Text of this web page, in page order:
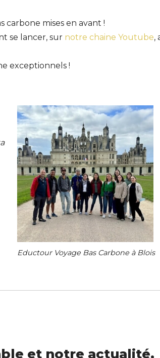
carbone mises en avant !
se lancer, sur notre chaine Youtube,
exceptionnels !
Eductour Voyage Bas Carbone à Blois
et notre actualité,